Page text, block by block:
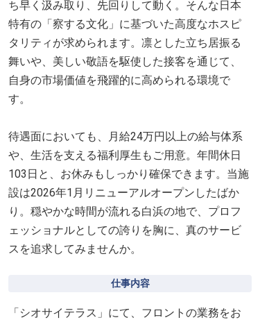
ち早く汲み取り、先回りして動く。そんな日本
特有の「察する文化」に基づいた高度なホスピ
タリティが求められます。凛とした立ち居振る
舞いや、美しい敬語を駆使した接客を通じて、
自身の市場価値を飛躍的に高められる環境で
す。
待遇面においても、月給24万円以上の給与体系
や、生活を支える福利厚生もご用意。年間休日
103日と、お休みもしっかり確保できます。当施
設は2026年1月リニューアルオープンしたばか
り。穏やかな時間が流れる白浜の地で、プロフ
ェッショナルとしての誇りを胸に、真のサービ
スを追求してみませんか。
仕事内容
「シオサイテラス」にて、フロントの業務をお